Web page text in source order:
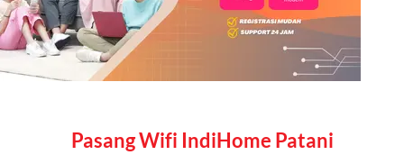
Pasang Wifi IndiHome Patani